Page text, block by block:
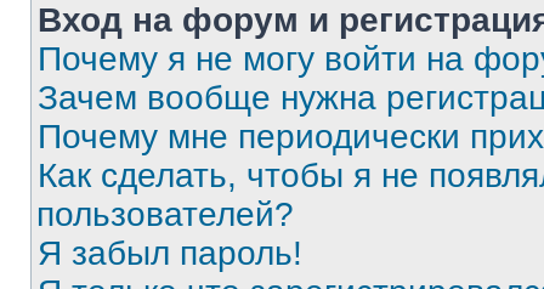
Вход на форум и
Почему я не могу войти на
Зачем вообще нужна
Почему мне периодически
Как сделать, чтобы я не
пользователей?
Я забыл пароль!